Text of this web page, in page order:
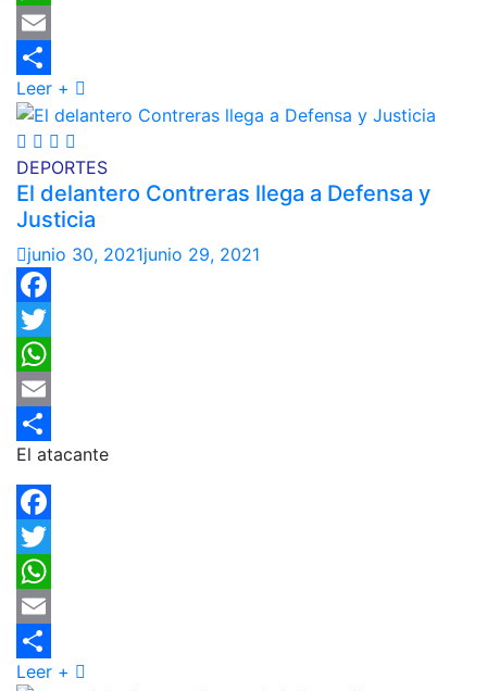
WhatsApp
Email
Compartir
Leer +
DEPORTES
El delantero Contreras llega a Defensa y
Justicia
junio 30, 2021junio 29, 2021
Facebook
Twitter
WhatsApp
Email
Compartir
El atacante
Facebook
Twitter
WhatsApp
Email
Compartir
Leer +